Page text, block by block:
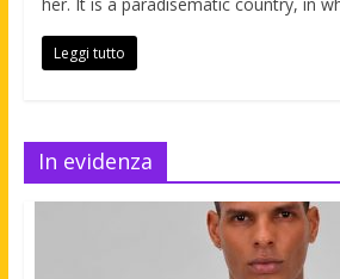
her. It is a paradisematic country, in
Leggi tutto
In evidenza